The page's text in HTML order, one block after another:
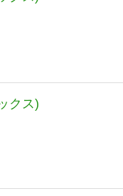
クス)